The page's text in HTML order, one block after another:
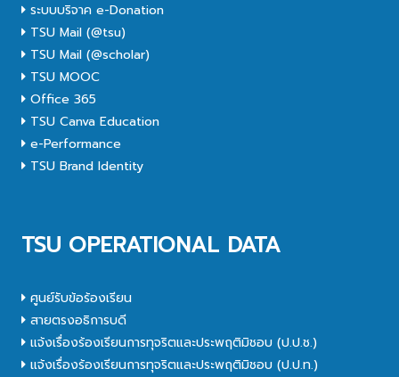
ระบบบริจาค e-Donation
TSU Mail (@tsu)
TSU Mail (@scholar)
TSU MOOC
Office 365
TSU Canva Education
e-Performance
TSU Brand Identity
TSU OPERATIONAL DATA
ศูนย์รับข้อร้องเรียน
สายตรงอธิการบดี
แจ้งเรื่องร้องเรียนการทุจริตและประพฤติมิชอบ (ป.ป.ช.)
แจ้งเรื่องร้องเรียนการทุจริตและประพฤติมิชอบ (ป.ป.ท.)